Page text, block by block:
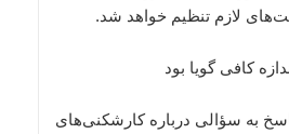
لازم تنظیم خواهد شد.
کافی گویا بود
به سؤالی درباره کارشکنی‌های